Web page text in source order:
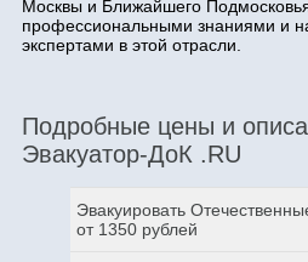
Москвы и Ближайшего
профессиональными знаниями и
экспертами в этой отрасли.
Подробные цены и
Эвакуатор-ДоК .RU
Эвакуировать
от 1350 рублей